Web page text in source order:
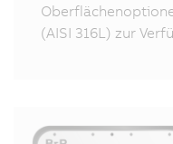
(AISI 316L) zur